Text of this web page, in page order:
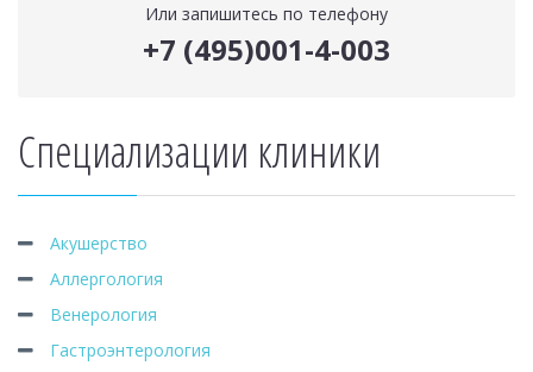
Или запишитесь по телефону
+7 (495)001-4-003
Специализации клиники
Акушерство
Аллергология
Венерология
Гастроэнтерология